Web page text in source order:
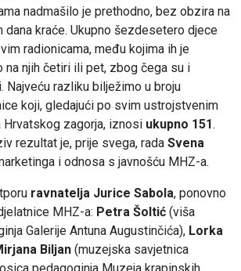
nadmašilo je prethodno, bez obzira na
dana kraće. Ukupno šezdesetero djece
radionicama, među kojima ih je
njih četiri ili pet, zbog čega su i
Najveću razliku bilježimo u broju
koji, gledajući po svim ustrojstvenim
Hrvatskog zagorja, iznosi ukupno 151.
rezultat je, prije svega, rada Svena
i odnosa s javnošću MHZ-a.
ravnatelja Jurice Sabola, ponovno
MHZ-a: Petra Šoltić (viša
Galerije Antuna Augustinčića), Lorka
Biljan (muzejska savjetnica